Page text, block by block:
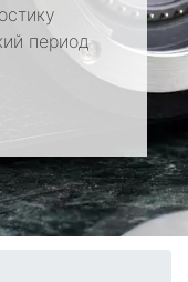
период